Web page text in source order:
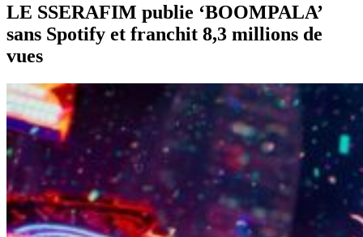
LE SSERAFIM publie ‘BOOMPALA’
sans Spotify et franchit 8,3 millions de
vues